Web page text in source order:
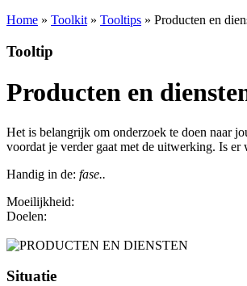
Home » Toolkit » Tooltips » Producten en
Tooltip
Producten en
Het is belangrijk om onderzoek te doen naar
voordat je verder gaat met de uitwerking. Is er
Handig in de: fase..
Moeilijkheid:
Doelen:
Situatie